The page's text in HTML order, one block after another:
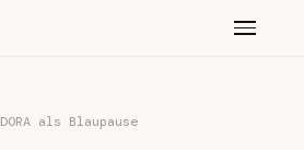
DORA als Blaupause